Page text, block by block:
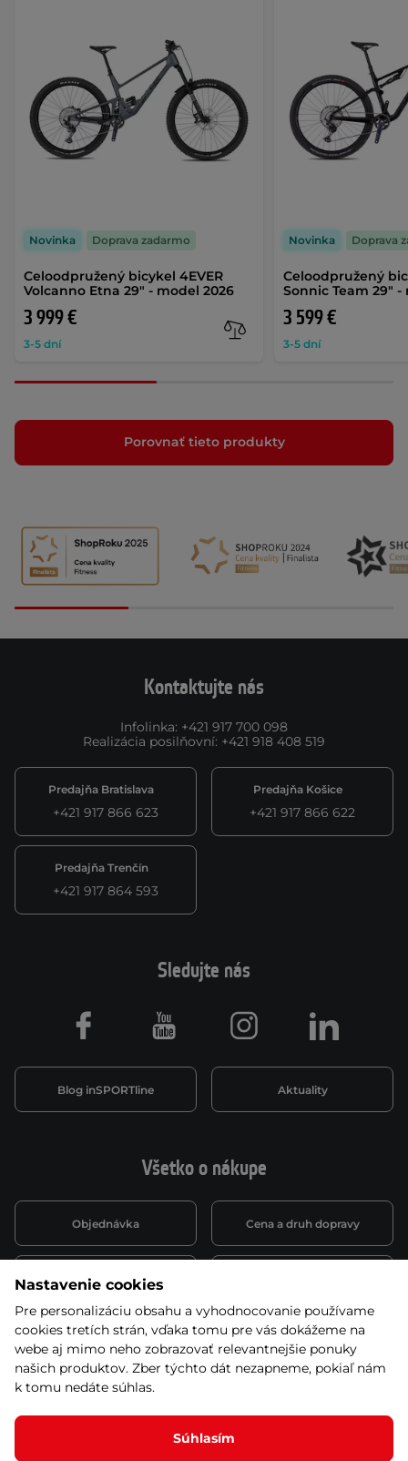
Celoodpružený bicykel 4EVER
Volcanno Etna 29" - model 2026
3 999 €
3-5 dní
Novinka Doprava zadarmo
Celoodpružený
Sonnic Team 29" -
3 599 €
3-5 dní
Novinka Doprava
Porovnať tieto produkty
Kontaktujte nás
Infolinka: +421 917 700 098
Realizácia posilňovní: +421 918 408 519
Predajňa Bratislava
+421 917 866 623
Predajňa Košice
+421 917 866 622
Predajňa Trenčín
+421 917 864 593
Všetko o nákupe
Objednávka Cena a druh dopravy
Spôsob platby
Montáž a servis Reklamácie a záruka
Kariéra
Sledujte nás
Blog inSPORTline Aktuality
Facebook Youtube Instagram LinkedIn
Nastavenie cookies
Pre personalizáciu obsahu a vyhodnocovanie používame
cookies tretích strán, vďaka tomu pre vás dokážeme na
webe aj mimo neho zobrazovať relevantnejšie ponuky
našich produktov. Zber týchto dát nezapneme, pokiaľ nám
k tomu nedáte súhlas.
Súhlasím